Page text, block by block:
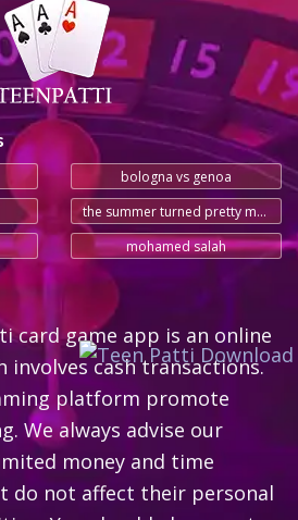
bologna vs genoa
the summer turned pretty movie
mohamed salah
card game app is an online
involves cash transactions.
platform promote
We always advise our
money and time
do not affect their personal